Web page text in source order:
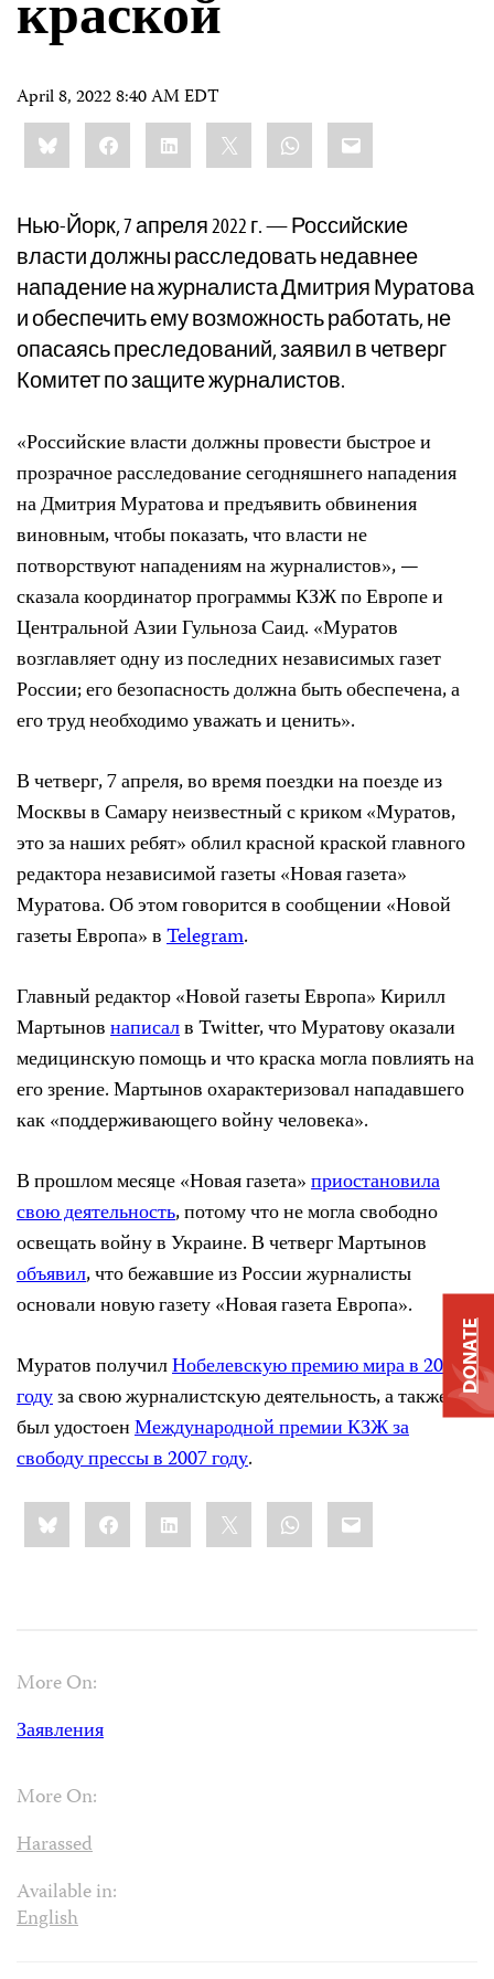
краской
April 8, 2022 8:40 AM EDT
Share
this:BlueskyFacebookLinkedIn WhatsApp
Email
Нью-Йорк, 7 апреля 2022 г. — Российские
власти должны расследовать недавнее
нападение на журналиста Дмитрия Муратова
и обеспечить ему возможность работать, не
опасаясь преследований, заявил в четверг
Комитет по защите журналистов.
«Российские власти должны провести быстрое и
прозрачное расследование сегодняшнего нападения
на Дмитрия Муратова и предъявить обвинения
виновным, чтобы показать, что власти не
потворствуют нападениям на журналистов», —
сказала координатор программы КЗЖ по Европе и
Центральной Азии Гульноза Саид. «Муратов
возглавляет одну из последних независимых газет
России; его безопасность должна быть обеспечена, а
его труд необходимо уважать и ценить».
В четверг, 7 апреля, во время поездки на поезде из
Москвы в Самару неизвестный с криком «Муратов,
это за наших ребят» облил красной краской главного
редактора независимой газеты «Новая газета»
Муратова. Об этом говорится в сообщении «Новой
газеты Европа» вTelegram.
Главный редактор «Новой газеты Европа» Кирилл
Мартыновнаписалв Twitter, что Муратову оказали
медицинскую помощь и что краска могла повлиять на
его зрение. Мартынов охарактеризовал нападавшего
как «поддерживающего войну человека».
В прошлом месяце «Новая газета»приостановила
свою деятельность, потому что не могла свободно
освещать войну в Украине. В четверг Мартынов
объявил, что бежавшие из России журналисты
основали новую газету «Новая газета Европа».
Муратов получилНобелевскую премию мира в 2021
годуза свою журналистскую деятельность, а также
был удостоенМеждународной премии КЗЖ за
свободу прессы в 2007 году.
Share
this:BlueskyFacebookLinkedIn WhatsApp
Email
More On:
Заявления
More On:
Harassed
Available in:
English
DONATE